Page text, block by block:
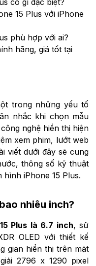
15 Plus với iPhone
phù hợp với ai?
hãng, giá tốt tại
trong những yếu tố
nhắc khi chọn mẫu
nghệ hiển thị hiện
xem phim, lướt web
viết dưới đây sẽ cung
thông số kỹ thuật
iPhone 15 Plus.
nhiêu inch?
Plus là 6.7 inch, sử
OLED với thiết kế
gian hiển thị trên mặt
2796 x 1290 pixel